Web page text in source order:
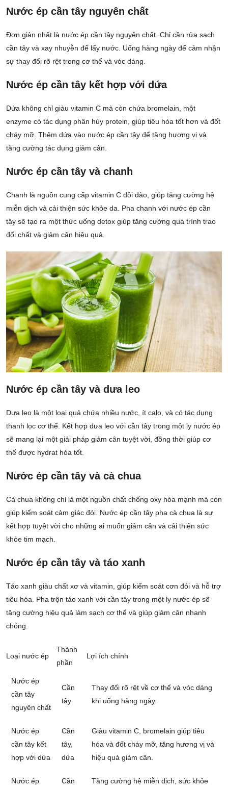
Nước ép cần tây nguyên chất
Đơn giản nhất là nước ép cần tây nguyên chất. Chỉ cần rửa sạch
cần tây và xay nhuyễn để lấy nước. Uống hàng ngày để cảm nhận
sự thay đổi rõ rệt trong cơ thể và vóc dáng.
Nước ép cần tây kết hợp với dứa
Dứa không chỉ giàu vitamin C mà còn chứa bromelain, một
enzyme có tác dụng phân hủy protein, giúp tiêu hóa tốt hơn và đốt
cháy mỡ. Thêm dứa vào nước ép cần tây để tăng hương vị và
tăng cường tác dụng giảm cân.
Nước ép cần tây và chanh
Chanh là nguồn cung cấp vitamin C dồi dào, giúp tăng cường hệ
miễn dịch và cải thiện sức khỏe da. Pha chanh với nước ép cần
tây sẽ tạo ra một thức uống detox giúp tăng cường quá trình trao
đổi chất và giảm cân hiệu quả.
Nước ép cần tây và dưa leo
Dưa leo là một loại quả chứa nhiều nước, ít calo, và có tác dụng
thanh lọc cơ thể. Kết hợp dưa leo với cần tây trong một ly nước ép
sẽ mang lại một giải pháp giảm cân tuyệt vời, đồng thời giúp cơ
thể được hydrat hóa tốt.
Nước ép cần tây và cà chua
Cà chua không chỉ là một nguồn chất chống oxy hóa mạnh mà còn
giúp kiểm soát cảm giác đói. Nước ép cần tây pha cà chua là sự
kết hợp tuyệt vời cho những ai muốn giảm cân và cải thiện sức
khỏe tim mạch.
Nước ép cần tây và táo xanh
Táo xanh giàu chất xơ và vitamin, giúp kiểm soát cơn đói và hỗ trợ
tiêu hóa. Pha trộn táo xanh với cần tây trong một ly nước ép sẽ
tăng cường hiệu quả làm sạch cơ thể và giúp giảm cân nhanh
chóng.
Loại nước ép
Thành
phần
Lợi ích chính
Nước ép
cần tây
nguyên chất
Cần
tây
Thay đổi rõ rệt về cơ thể và vóc dáng
khi uống hàng ngày.
Nước ép
cần tây kết
hợp với dứa
Cần
tây,
dứa
Giàu vitamin C, bromelain giúp tiêu
hóa và đốt cháy mỡ, tăng hương vị và
hiệu quả giảm cân.
Nước ép Cần Tăng cường hệ miễn dịch, sức khỏe